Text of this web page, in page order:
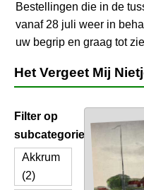
Bestellingen die in de
vanaf 28 juli weer in
uw begrip en graag tot
Het Vergeet Mij
Filter op
subcategorie
Akkrum
(2)